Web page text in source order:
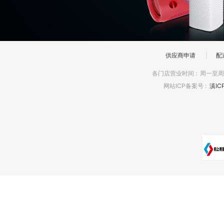
供应商申请 配
各门店营业时间 : 周一至
网站ICP备案号 : 滇